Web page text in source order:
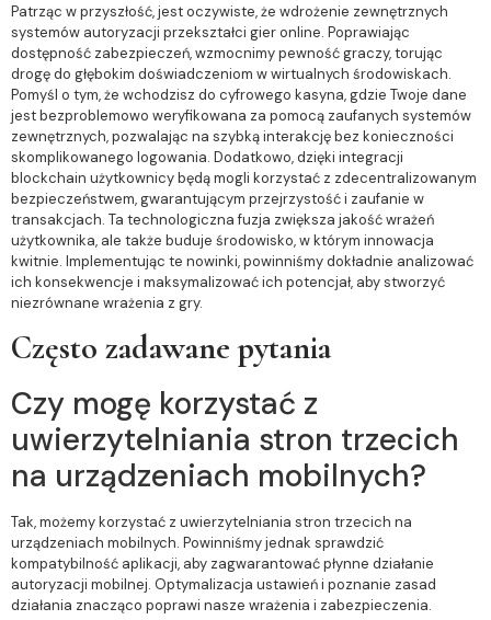
Patrząc w przyszłość, jest oczywiste, że wdrożenie zewnętrznych
systemów autoryzacji przekształci gier online. Poprawiając
dostępność zabezpieczeń, wzmocnimy pewność graczy, torując
drogę do głębokim doświadczeniom w wirtualnych środowiskach.
Pomyśl o tym, że wchodzisz do cyfrowego kasyna, gdzie Twoje dane
jest bezproblemowo weryfikowana za pomocą zaufanych systemów
zewnętrznych, pozwalając na szybką interakcję bez konieczności
skomplikowanego logowania. Dodatkowo, dzięki integracji
blockchain użytkownicy będą mogli korzystać z zdecentralizowanym
bezpieczeństwem, gwarantującym przejrzystość i zaufanie w
transakcjach. Ta technologiczna fuzja zwiększa jakość wrażeń
użytkownika, ale także buduje środowisko, w którym innowacja
kwitnie. Implementując te nowinki, powinniśmy dokładnie analizować
ich konsekwencje i maksymalizować ich potencjał, aby stworzyć
niezrównane wrażenia z gry.
Często zadawane pytania
Czy mogę korzystać z
uwierzytelniania stron trzecich
na urządzeniach mobilnych?
Tak, możemy korzystać z uwierzytelniania stron trzecich na
urządzeniach mobilnych. Powinniśmy jednak sprawdzić
kompatybilność aplikacji, aby zagwarantować płynne działanie
autoryzacji mobilnej. Optymalizacja ustawień i poznanie zasad
działania znacząco poprawi nasze wrażenia i zabezpieczenia.